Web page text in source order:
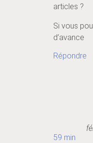
articles ?
Si vous
d’avance
Répondre
59 min